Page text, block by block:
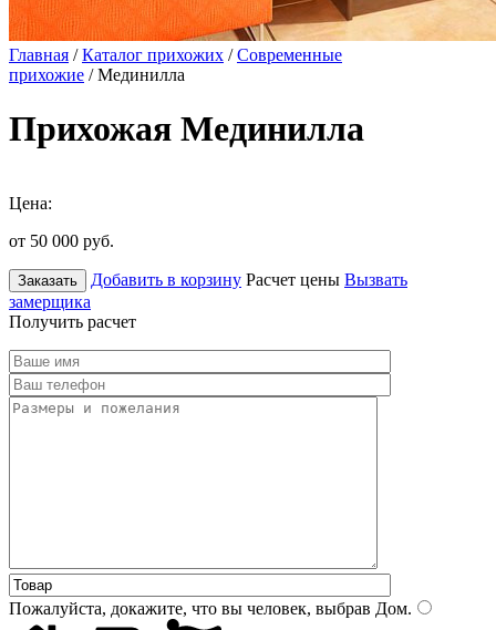
Главная /Каталог прихожих /Современные
прихожие / Мединилла
Прихожая Мединилла
Цена:
от 50 000 руб.
Заказать Добавить в корзину Расчет цены Вызвать
замерщика
Получить расчет
Пожалуйста, докажите, что вы человек, выбрав Дом.